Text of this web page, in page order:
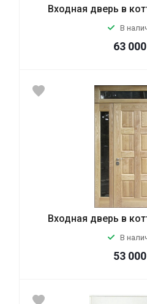
Входная дверь в
В
63 000
Входная дверь в
В
53 000